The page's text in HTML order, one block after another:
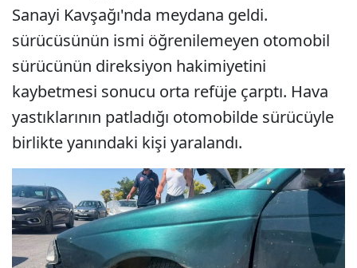
Sanayi Kavşağı'nda meydana geldi.
sürücüsünün ismi öğrenilemeyen otomobil
sürücünün direksiyon hakimiyetini
kaybetmesi sonucu orta refüje çarptı. Hava
yastıklarının patladığı otomobilde sürücüyle
birlikte yanındaki kişi yaralandı.